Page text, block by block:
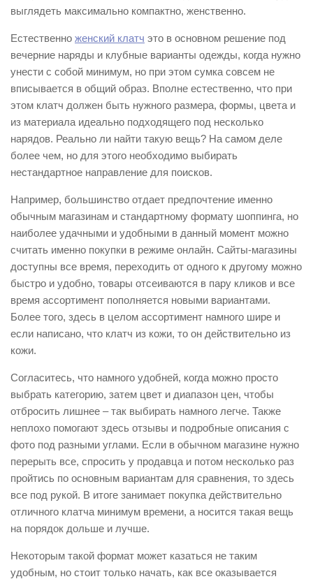
выглядеть максимально компактно, женственно.
Естественно женский клатч это в основном решение под
вечерние наряды и клубные варианты одежды, когда нужно
унести с собой минимум, но при этом сумка совсем не
вписывается в общий образ. Вполне естественно, что при
этом клатч должен быть нужного размера, формы, цвета и
из материала идеально подходящего под несколько
нарядов. Реально ли найти такую вещь? На самом деле
более чем, но для этого необходимо выбирать
нестандартное направление для поисков.
Например, большинство отдает предпочтение именно
обычным магазинам и стандартному формату шоппинга, но
наиболее удачными и удобными в данный момент можно
считать именно покупки в режиме онлайн. Сайты-магазины
доступны все время, переходить от одного к другому можно
быстро и удобно, товары отсеиваются в пару кликов и все
время ассортимент пополняется новыми вариантами.
Более того, здесь в целом ассортимент намного шире и
если написано, что клатч из кожи, то он действительно из
кожи.
Согласитесь, что намного удобней, когда можно просто
выбрать категорию, затем цвет и диапазон цен, чтобы
отбросить лишнее – так выбирать намного легче. Также
неплохо помогают здесь отзывы и подробные описания с
фото под разными углами. Если в обычном магазине нужно
перерыть все, спросить у продавца и потом несколько раз
пройтись по основным вариантам для сравнения, то здесь
все под рукой. В итоге занимает покупка действительно
отличного клатча минимум времени, а носится такая вещь
на порядок дольше и лучше.
Некоторым такой формат может казаться не таким
удобным, но стоит только начать, как все оказывается